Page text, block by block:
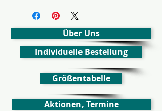
Über Uns
Individuelle Bestellung
Größentabelle
Aktionen, Termine